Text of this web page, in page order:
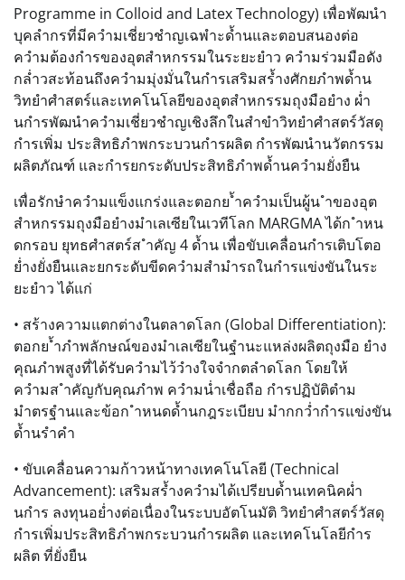
Programme in Colloid and Latex Technology) เพื่อพัฒนำ
บุคลำกรที่มีควำมเชี่ยวชำญเฉพำะด้ำนและตอบสนองต่อ
ควำมต้องกำรของอุตสำหกรรมในระยะยำว ควำมร่วมมือดัง
กล่ำวสะท้อนถึงควำมมุ่งมั่นในกำรเสริมสร้ำงศักยภำพด้ำน
วิทยำศำสตร์และเทคโนโลยีของอุตสำหกรรมถุงมือยำง ผ่ำ
นกำรพัฒนำควำมเชี่ยวชำญเชิงลึกในสำขำวิทยำศำสตร์วัสดุ
กำรเพิ่ม ประสิทธิภำพกระบวนกำรผลิต กำรพัฒนำนวัตกรรม
ผลิตภัณฑ์ และกำรยกระดับประสิทธิภำพด้ำนควำมยั่งยืน
เพื่อรักษำควำมแข็งแกร่งและตอกย ้ำควำมเป็นผู้น ำของอุต
สำหกรรมถุงมือยำงมำเลเซียในเวทีโลก MARGMA ได้ก ำหน
ดกรอบ ยุทธศำสตร์ส ำคัญ 4 ด้ำน เพื่อขับเคลื่อนกำรเติบโตอ
ย่ำงยั่งยืนและยกระดับขีดควำมสำมำรถในกำรแข่งขันในระ
ยะยำว ได้แก่
• สร้างความแตกต่างในตลาดโลก (Global Differentiation):
ตอกย ้ำภำพลักษณ์ของมำเลเซียในฐำนะแหล่งผลิตถุงมือ ยำง
คุณภำพสูงที่ได้รับควำมไว้วำงใจจำกตลำดโลก โดยให้
ควำมส ำคัญกับคุณภำพ ควำมน่ำเชื่อถือ กำรปฏิบัติตำม
มำตรฐำนและข้อก ำหนดด้ำนกฎระเบียบ มำกกว่ำกำรแข่งขัน
ด้ำนรำคำ
• ขับเคลื่อนความก้าวหน้าทางเทคโนโลยี (Technical
Advancement): เสริมสร้ำงควำมได้เปรียบด้ำนเทคนิคผ่ำ
นกำร ลงทุนอย่ำงต่อเนื่องในระบบอัตโนมัติ วิทยำศำสตร์วัสดุ
กำรเพิ่มประสิทธิภำพกระบวนกำรผลิต และเทคโนโลยีกำร
ผลิต ที่ยั่งยืน